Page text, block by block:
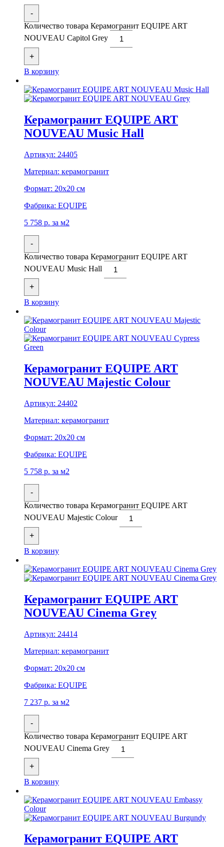
-
Количество товара Керамогранит EQUIPE ART
NOUVEAU Capitol Grey
+
В корзину
Керамогранит EQUIPE ART
NOUVEAU Music Hall
Артикул: 24405
Материал: керамогранит
Формат: 20x20 см
Фабрика: EQUIPE
5 758 р. за м2
-
Количество товара Керамогранит EQUIPE ART
NOUVEAU Music Hall
+
В корзину
Керамогранит EQUIPE ART
NOUVEAU Majestic Colour
Артикул: 24402
Материал: керамогранит
Формат: 20x20 см
Фабрика: EQUIPE
5 758 р. за м2
-
Количество товара Керамогранит EQUIPE ART
NOUVEAU Majestic Colour
+
В корзину
Керамогранит EQUIPE ART
NOUVEAU Cinema Grey
Артикул: 24414
Материал: керамогранит
Формат: 20x20 см
Фабрика: EQUIPE
7 237 р. за м2
-
Количество товара Керамогранит EQUIPE ART
NOUVEAU Cinema Grey
+
В корзину
Керамогранит EQUIPE ART